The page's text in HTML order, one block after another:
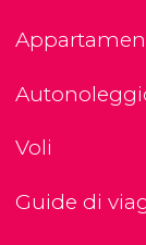
Voli
Guide di